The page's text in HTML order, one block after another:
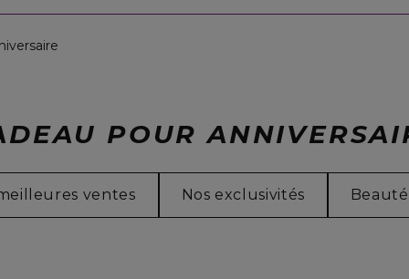
POUR
ventes Nos exclusivités